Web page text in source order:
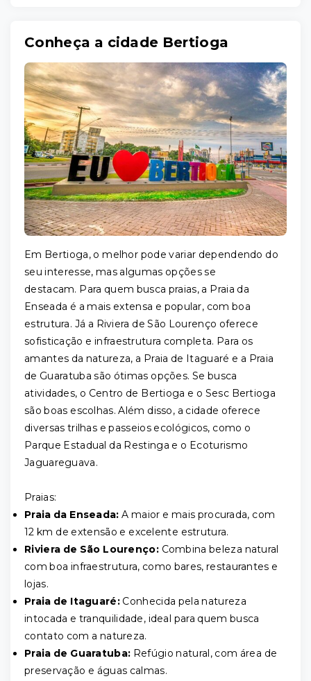
Conheça a cidade Bertioga
Em Bertioga, o melhor pode variar dependendo do
seu interesse, mas algumas opções se
destacam. Para quem busca praias, a Praia da
Enseada é a mais extensa e popular, com boa
estrutura. Já a Riviera de São Lourenço oferece
sofisticação e infraestrutura completa. Para os
amantes da natureza, a Praia de Itaguaré e a Praia
de Guaratuba são ótimas opções. Se busca
atividades, o Centro de Bertioga e o Sesc Bertioga
são boas escolhas. Além disso, a cidade oferece
diversas trilhas e passeios ecológicos, como o
Parque Estadual da Restinga e o Ecoturismo
Jaguareguava.
Praias:
Praia da Enseada: A maior e mais procurada, com
12 km de extensão e excelente estrutura.
Riviera de São Lourenço:Combina beleza natural
com boa infraestrutura, como bares, restaurantes e
lojas.
Praia de Itaguaré:Conhecida pela natureza
intocada e tranquilidade, ideal para quem busca
contato com a natureza.
Praia de Guaratuba: Refúgio natural, com área de
preservação e águas calmas.